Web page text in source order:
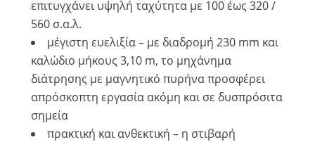
επιτυγχάνει υψηλή ταχύτητα με 100 έως 320 /
560 σ.α.λ.
μέγιστη ευελιξία – με διαδρομή 230 mm και
καλώδιο μήκους 3,10 m, το μηχάνημα
διάτρησης με μαγνητικό πυρήνα προσφέρει
απρόσκοπτη εργασία ακόμη και σε δυσπρόσιτα
σημεία
πρακτική και ανθεκτική – η στιβαρή